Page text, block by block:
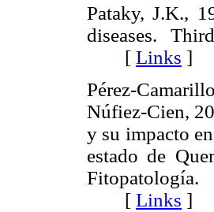
Pataky, J.K.,
diseases.
[ Links ]
Pérez-
Núfiez-Cien,
y su impacto
estado de
[ Links ]